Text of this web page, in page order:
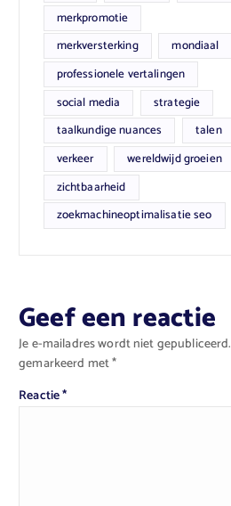
merkpromotie
merkversterking
mondiaal
professionele vertalingen
social media
strategie
taalkundige nuances
talen
verkeer
wereldwijd groeien
zichtbaarheid
zoekmachineoptimalisatie seo
Geef een reactie
Je e-mailadres wordt niet gepubliceerd.
gemarkeerd met*
Reactie*